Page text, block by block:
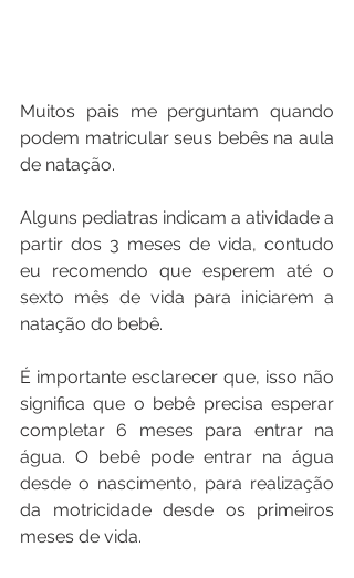
Muitos pais me perguntam quando
podem matricular seus bebês na aula
de natação.
Alguns pediatras indicam a atividade a
partir dos 3 meses de vida, contudo
eu recomendo que esperem até o
sexto mês de vida para iniciarem a
natação do bebê.
É importante esclarecer que, isso não
significa que o bebê precisa esperar
completar 6 meses para entrar na
água. O bebê pode entrar na água
desde o nascimento, para realização
da motricidade desde os primeiros
meses de vida.